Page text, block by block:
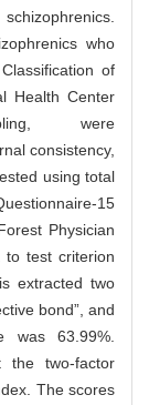
who
of
Health Center
were
consistency,
using total
15
Physician
to test criterion
extracted two
bond”, and
was 63.99%.
the two-factor
The scores